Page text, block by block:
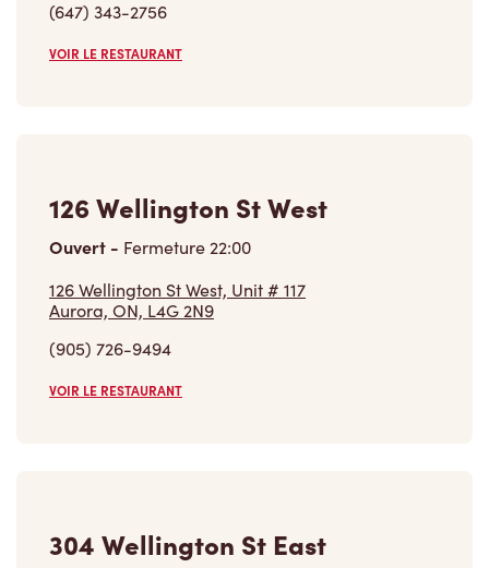
VOIR LE RESTAURANT
Ouvert-Fermeture22:00
126 Wellington St West, Unit # 117
Aurora, ON, L4G 2N9
(905) 726-9494
VOIR LE RESTAURANT
Ouvert-Fermeture23:59